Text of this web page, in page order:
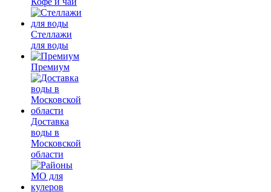
Стеллажи
для воды
Премиум
Доставка
воды в
Московской
области